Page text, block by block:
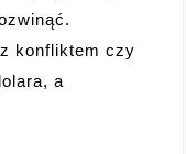
konfliktem czy
a